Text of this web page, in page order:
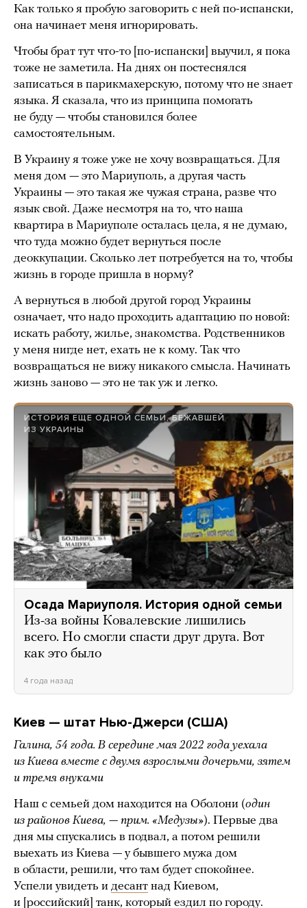
Как только я пробую заговорить с ней по-испански,
она начинает меня игнорировать.
Чтобы брат тут что-то [по-испански] выучил, я пока
тоже не заметила. На днях он постеснялся
записаться в парикмахерскую, потому что не знает
языка. Я сказала, что из принципа помогать
не буду — чтобы становился более
самостоятельным.
В Украину я тоже уже не хочу возвращаться. Для
меня дом — это Мариуполь, а другая часть
Украины — это такая же чужая страна, разве что
язык свой. Даже несмотря на то, что наша
квартира в Мариуполе осталась цела, я не думаю,
что туда можно будет вернуться после
деоккупации. Сколько лет потребуется на то, чтобы
жизнь в городе пришла в норму?
А вернуться в любой другой город Украины
означает, что надо проходить адаптацию по новой:
искать работу, жилье, знакомства. Родственников
у меня нигде нет, ехать не к кому. Так что
возвращаться не вижу никакого смысла. Начинать
жизнь заново — это не так уж и легко.
ИСТОРИЯ ЕЩЕ ОДНОЙ СЕМЬИ, БЕЖАВШЕЙ
ИЗ УКРАИНЫ
Осада Мариуполя. История одной семьи
Из-за войны Ковалевские лишились
всего. Но смогли спасти друг друга. Вот
как это было
4 года назад
Киев — штат Нью-Джерси (США)
Галина, 54 года. В середине мая 2022 года уехала
из Киева вместе с двумя взрослыми дочерьми, зятем
и тремя внуками
Наш с семьей дом находится на Оболони (один
из районов Киева, — прим. «Медузы»). Первые два
дня мы спускались в подвал, а потом решили
выехать из Киева — у бывшего мужа дом
в области, решили, что там будет спокойнее.
Успели увидеть и десант над Киевом,
и [российский] танк, который ездил по городу.